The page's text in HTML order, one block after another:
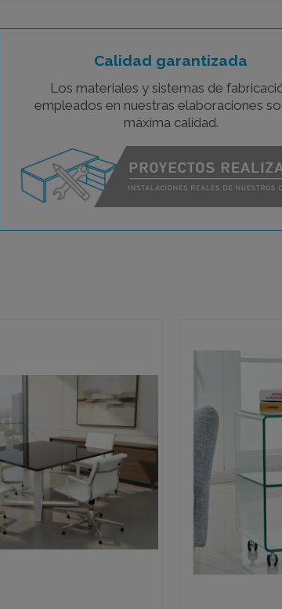
Calidad garantizada
Los materiales y sistemas de
empleados en nuestras elaboraciones
máxima calidad.